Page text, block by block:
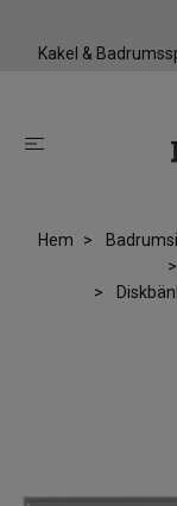
Kakel &
Hem